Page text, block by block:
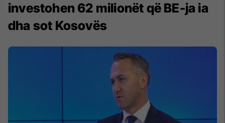
investohen 62 milionët që BE-ja ia
dha sot Kosovës